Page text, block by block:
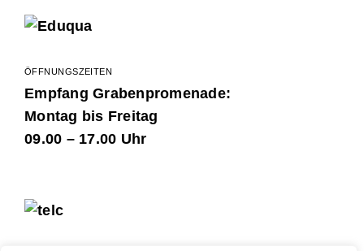
ÖFFNUNGSZEITEN
Empfang Grabenpromenade:
Montag bis Freitag
09.00 – 17.00 Uhr